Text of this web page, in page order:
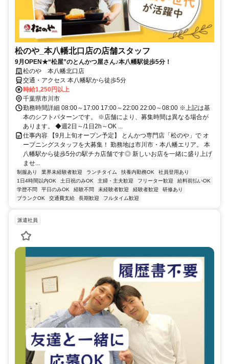
松のや_本八幡北口店の店舗スタッフ
9月OPEN★“松屋”のとんかつ屋さん♪本八幡駅徒歩5分！
松のや 本八幡北口店
交通・アクセス 本八幡駅から徒歩5分
時給1,250円以上
千葉県市川市
勤務時間詳細 08:00～17:00 17:00～22:00 22:00～08:00 ※上記は基
本のシフトパターンです。 ※店舗により、募集時間は異なる場合が
あります。 ◆週2日～/1日2h～OK ...
仕事内容 【9月上旬オープン予定】 とんかつ専門店「松のや」で オ
ープニングスタッフを大募集！ 勤務地は市川市・本八幡エリア。 本
八幡駅から徒歩5分の駅チカ店舗です◎ 新しいお店を一緒に盛り上げ
ませ...
制服あり 業界未経験者歓迎 ランチタイム 扶養内勤務OK
社員登用あり
1日4時間以内OK
土日祝のみOK 主婦・主夫歓迎 フリーター歓迎
給料前払いOK
学歴不問
平日のみOK 経験不問 未経験者歓迎 経験者歓迎
研修あり
ブランクOK
交通費支給 長期歓迎 フルタイム歓迎
派遣社員